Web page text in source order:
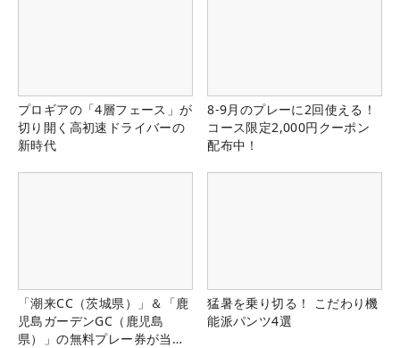
プロギアの「4層フェース」が
切り開く高初速ドライバーの
新時代
8-9月のプレーに2回使える！
コース限定2,000円クーポン
配布中！
「潮来CC（茨城県）」＆「鹿
児島ガーデンGC（鹿児島
県）」の無料プレー券が当た
猛暑を乗り切る！ こだわり機
能派パンツ4選